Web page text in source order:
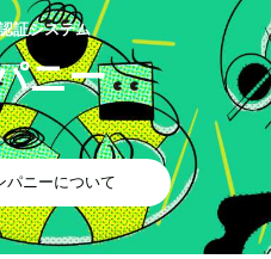
証システム
ニー
パニーについて